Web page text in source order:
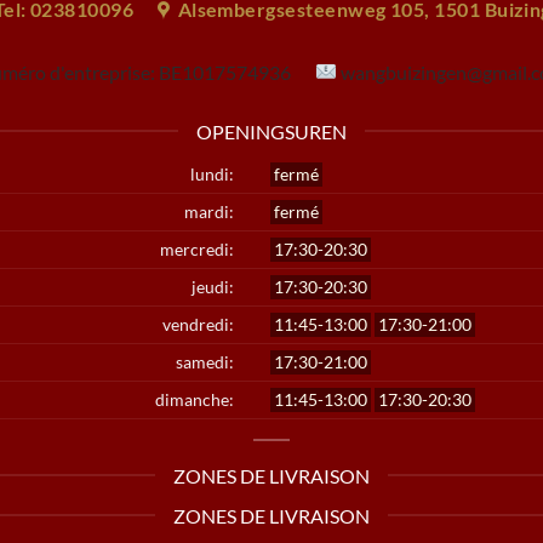
023810096 Alsembergsesteenweg 105, 1501
d'entreprise: BE1017574936
OPENINGSUREN
lundi:
fermé
mardi:
fermé
mercredi:
17:30-20:30
jeudi:
17:30-20:30
vendredi:
11:45-13:00 17:30-21:00
samedi:
17:30-21:00
dimanche:
11:45-13:00 17:30-20:30
ZONES DE LIVRAISON
ZONES DE LIVRAISON